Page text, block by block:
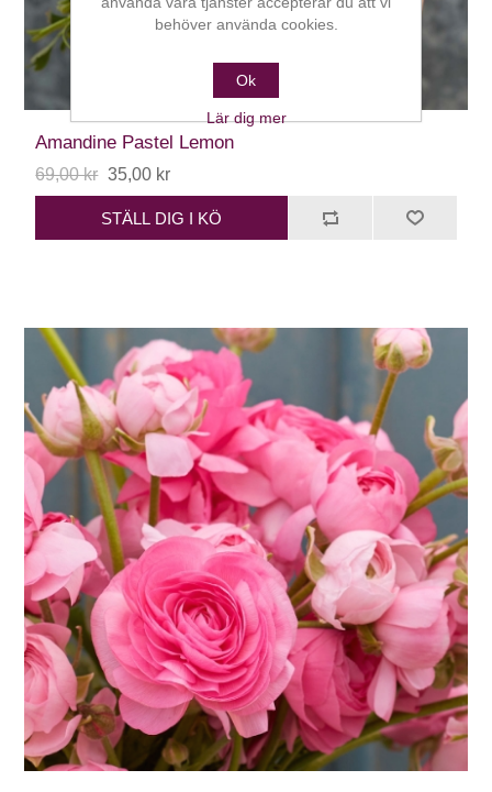
Amandine Pastel Lemon
69,00 kr 35,00 kr
STÄLL DIG I KÖ
behöver använda cookies.
Ok
Lär dig mer